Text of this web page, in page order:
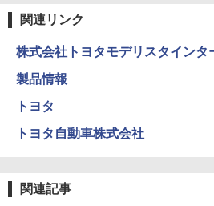
関連リンク
株式会社トヨタモデリスタインタ
製品情報
トヨタ
トヨタ自動車株式会社
関連記事